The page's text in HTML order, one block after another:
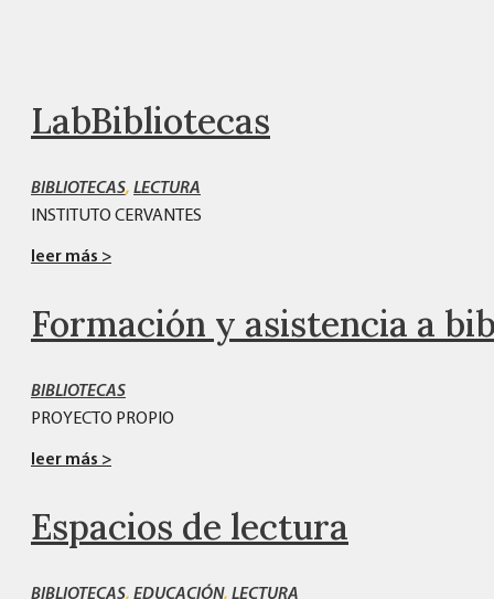
LabBibliotecas
BIBLIOTECAS, LECTURA
INSTITUTO CERVANTES
leer más >
Formación y asistencia a
BIBLIOTECAS
PROYECTO PROPIO
leer más >
Espacios de lectura
BIBLIOTECAS, EDUCACIÓN, LECTURA